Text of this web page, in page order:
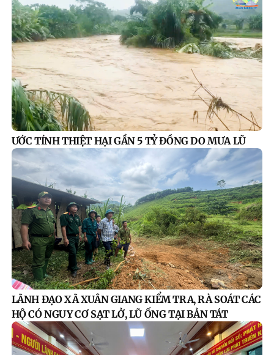
ƯỚC TÍNH THIỆT HẠI GẦN 5 TỶ ĐỒNG DO MƯA LŨ
LÃNH ĐẠO XÃ XUÂN GIANG KIỂM TRA, RÀ SOÁT CÁC
HỘ CÓ NGUY CƠ SẠT LỞ, LŨ ỐNG TẠI BẢN TÁT